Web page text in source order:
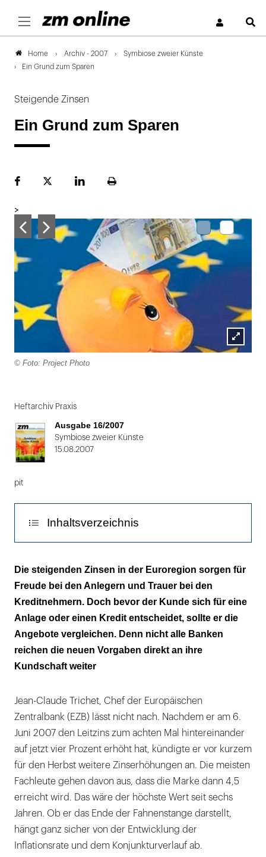
Home Archiv - 2007
Symbiose zweier Künste
Ein Grund zum Sparen
Steigende Zinsen
Ein Grund zum Sparen
FacebookPlattformLinekdInSeite
>
Lightbox
© Foto: Project Photo
1
von
2
Heftarchiv Praxis
Ausgabe 16/2007
Symbiose zweier Künste
15.08.2007
pit
Inhaltsverzeichnis
Vier Prozent und mehr
Auf eine lange Bindung
Unter Wechseldruck
Neue Lockvögel im Land
Schikanen
Gesucht, gefunden: der Parkplatz
Die steigenden Zinsen in der Euroregion sorgen für
Freude bei den Anlegern und Trauer bei den
Kreditnehmern. Doch bevor der Kunde sich für eine
Anlage oder einen Kredit entscheidet, sollte er die
Angebote vergleichen. Denn nicht alle Banken
reichen die neuen Vorgaben direkt an ihre
Kundschaft weiter
Jean-Claude Trichet, Chef der Europäischen
Zentralbank (EZB) lässt nicht nach. Nachdem er am 6.
Juni 2007 den Leitzins zum achten Mal hintereinander
auf jetzt vier Prozent erhöht hat, kündigte er vor kurzem
für den Herbst weitere Zinserhöhungen an. Die meisten
Fachleute gehen davon aus, dass die Marke dann 4,5
erreicht wird. Das wäre der höchste Wert seit sechs
Jahren. Ob er das Ende der Fahnenstange darstellt,
hängt ganz sicher von der Entwicklung der
Inflationsrate und dem Konjunkturverlauf ab.